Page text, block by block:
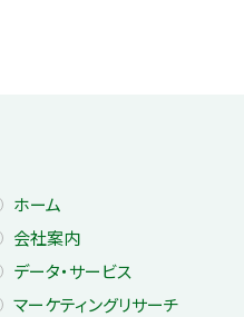
ホーム
会社案内
データ・サービス
マーケティングリサーチ